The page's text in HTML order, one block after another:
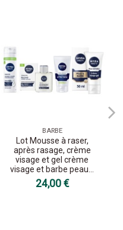
BARBE
Lot Mousse à raser,
après rasage, crème
visage et gel crème
visage et barbe peau...
24,00 €